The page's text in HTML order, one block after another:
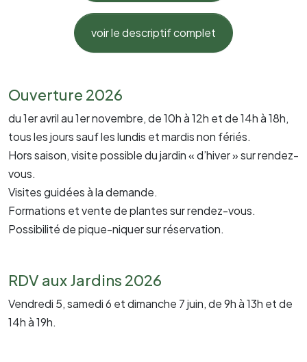
voir le descriptif complet
Ouverture 2026
du 1er avril au 1er novembre, de 10h à 12h et de 14h à 18h,
tous les jours sauf les lundis et mardis non fériés.
Hors saison, visite possible du jardin « d’hiver » sur rendez-
vous.
Visites guidées à la demande.
Formations et vente de plantes sur rendez-vous.
Possibilité de pique-niquer sur réservation.
RDV aux Jardins 2026
Vendredi 5, samedi 6 et dimanche 7 juin, de 9h à 13h et de
14h à 19h.